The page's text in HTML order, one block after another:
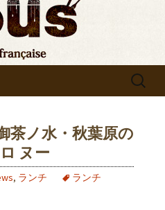
お知らせをします
ださい。
検
ノ水・秋葉原の
ヌー
, ランチ
ランチ